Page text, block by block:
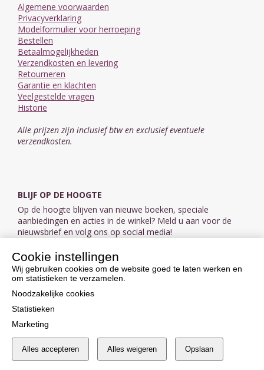
Algemene voorwaarden
Privacyverklaring
Modelformulier voor herroeping
Bestellen
Betaalmogelijkheden
Verzendkosten en levering
Retourneren
Garantie en klachten
Veelgestelde vragen
Historie
Alle prijzen zijn inclusief btw en exclusief eventuele
verzendkosten.
BLIJF OP DE HOOGTE
Op de hoogte blijven van nieuwe boeken, speciale
aanbiedingen en acties in de winkel? Meld u aan voor de
nieuwsbrief en volg ons op social media!
Aanmelden nieuwsbrief
VOLG ONS OP SOCIAL MEDIA
Cookie instellingen
Cookie instellingen
Wij gebruiken cookies om de website goed te laten werken en
om statistieken te verzamelen.
Noodzakelijke cookies
Statistieken
Marketing
Alles accepteren Alles weigeren Opslaan